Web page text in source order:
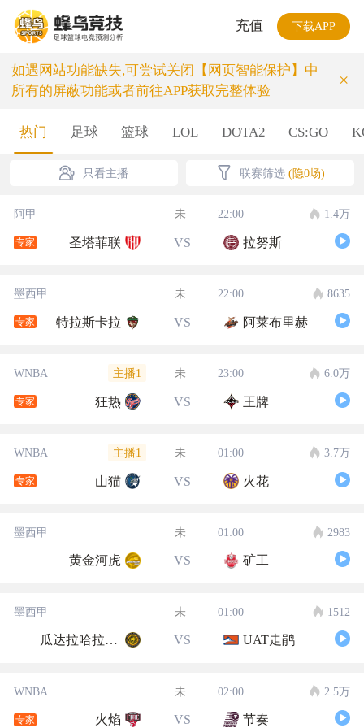
充值 下载APP
如遇网站功能缺失,可尝试关闭【网页智能保护】中
所有的屏蔽功能或者前往APP获取完整体验
×
热门 足球 篮球 LOL DOTA2 CS:GO
只看主播 联赛筛选 (隐0场)
阿甲 未 22:00 1.4万
专家 圣塔菲联 VS 拉努斯
墨西甲 未 22:00 8635
专家 特拉斯卡拉 VS 阿莱布里赫
WNBA 主播1 未 23:00 6.0万
专家 狂热 VS 王牌
WNBA 主播1 未 01:00 3.7万
专家 山猫 VS 火花
墨西甲 未 01:00 2983
黄金河虎 VS 矿工
墨西甲 未 01:00 1512
瓜达拉哈拉大学 VS UAT走鹃
WNBA 未 02:00 2.5万
专家 火焰 VS 节奏